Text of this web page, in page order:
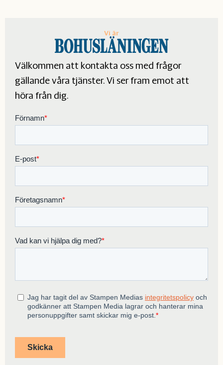
Vi är
Välkommen att kontakta oss med frågor
gällande våra tjänster. Vi ser fram emot att
höra från dig.